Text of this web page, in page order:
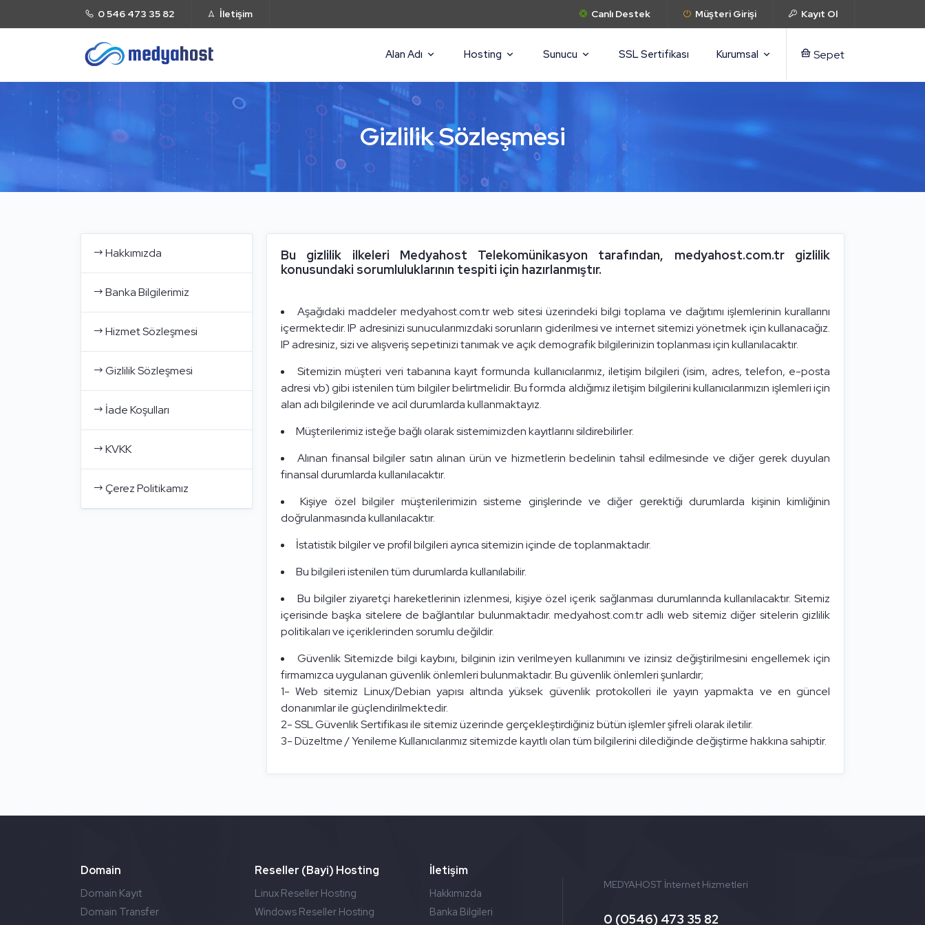
0 546 473 35 82 İletişim Canlı Destek Müşteri Girişi Kayıt Ol
Alan Adı Hosting Sunucu SSL Sertifikası Kurumsal Sepet
Gizlilik Sözleşmesi
Hakkımızda
Banka Bilgilerimiz
Hizmet Sözleşmesi
Gizlilik Sözleşmesi
İade Koşulları
KVKK
Çerez Politikamız
Bu gizlilik ilkeleri Medyahost Telekomünikasyon tarafından, medyahost.com.tr gizlilik
konusundaki sorumluluklarının tespiti için hazırlanmıştır.
Aşağıdaki maddeler medyahost.com.tr web sitesi üzerindeki bilgi toplama ve dağıtımı işlemlerinin kurallarını
içermektedir. IP adresinizi sunucularımızdaki sorunların giderilmesi ve internet sitemizi yönetmek için kullanacağız.
IP adresiniz, sizi ve alışveriş sepetinizi tanımak ve açık demografik bilgilerinizin toplanması için kullanılacaktır.
Sitemizin müşteri veri tabanına kayıt formunda kullanıcılarımız, iletişim bilgileri (isim, adres, telefon, e-posta
adresi vb) gibi istenilen tüm bilgiler belirtmelidir. Bu formda aldığımız iletişim bilgilerini kullanıcılarımızın işlemleri için
alan adı bilgilerinde ve acil durumlarda kullanmaktayız.
Müşterilerimiz isteğe bağlı olarak sistemimizden kayıtlarını sildirebilirler.
Alınan finansal bilgiler satın alınan ürün ve hizmetlerin bedelinin tahsil edilmesinde ve diğer gerek duyulan
finansal durumlarda kullanılacaktır.
Kişiye özel bilgiler müşterilerimizin sisteme girişlerinde ve diğer gerektiği durumlarda kişinin kimliğinin
doğrulanmasında kullanılacaktır.
İstatistik bilgiler ve profil bilgileri ayrıca sitemizin içinde de toplanmaktadır.
Bu bilgileri istenilen tüm durumlarda kullanılabilir.
Bu bilgiler ziyaretçi hareketlerinin izlenmesi, kişiye özel içerik sağlanması durumlarında kullanılacaktır. Sitemiz
içerisinde başka sitelere de bağlantılar bulunmaktadır. medyahost.com.tr adlı web sitemiz diğer sitelerin gizlilik
politikaları ve içeriklerinden sorumlu değildir.
Güvenlik Sitemizde bilgi kaybını, bilginin izin verilmeyen kullanımını ve izinsiz değiştirilmesini engellemek için
firmamızca uygulanan güvenlik önlemleri bulunmaktadır. Bu güvenlik önlemleri şunlardır;
1- Web sitemiz Linux/Debian yapısı altında yüksek güvenlik protokolleri ile yayın yapmakta ve en güncel
donanımlar ile güçlendirilmektedir.
2- SSL Güvenlik Sertifikası ile sitemiz üzerinde gerçekleştirdiğiniz bütün işlemler şifreli olarak iletilir.
3- Düzeltme / Yenileme Kullanıcılarımız sitemizde kayıtlı olan tüm bilgilerini dilediğinde değiştirme hakkına sahiptir.
Domain
Domain Kayıt
Domain Transfer
Reseller (Bayi) Hosting
Linux Reseller Hosting
Windows Reseller Hosting
İletişim
Hakkımızda
Banka Bilgileri
MEDYAHOST İnternet Hizmetleri
0 (0546) 473 35 82